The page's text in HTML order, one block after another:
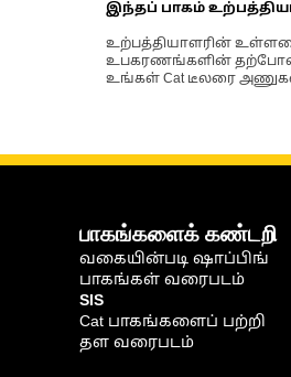
இந்தப் பாகம்
உற்பத்தியாளரின்
உபகரணங்களின்
உங்கள் Cat டீலரை
பாகங்களைக் கண்டறி
வகையின்படி ஷாப்பிங்
பாகங்கள் வரைபடம்
SIS
Cat பாகங்களைப் பற்றி
தள வரைபடம்